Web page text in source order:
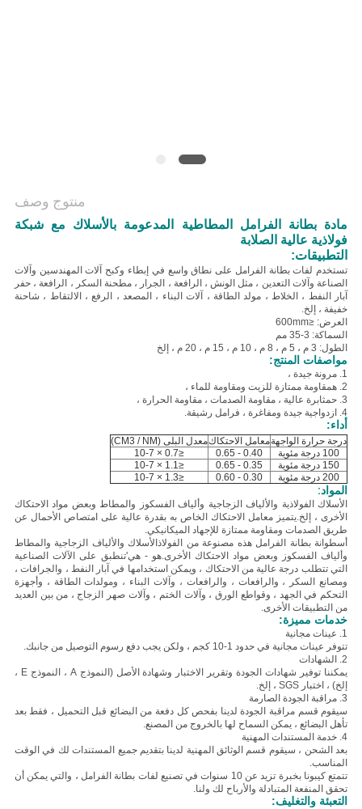
منتوج وصف
مادة بطانة الفرامل المطاطية المدعومة بالأسلاك مع شبكة
فولاذية عالية الصلابة
التطبيقات:
تستخدم لفات بطانة الفرامل على نطاق واسع في إبطاء وكبح آلات المهندسين وآلات
الصناعة وآلات التعدين ، مثل الونش ، الرافعة ، الجرار ، مطحنة السكر ، الرافعة ، حفر
آبار النفط ، الخلاط ، مولد الطاقة ، آلات البناء ، المصعد ، الرفع ، الالتقاط ، شاحنة
خفيفة ، إلخ.
العرض: ≤600mm
السماكة: 3-35 مم
الطول: 3 م ، 5 م ، 8 م ، 10 م ، 15 م ، 20 م ، إلخ
مواصفات المنتج:
1. مرونة جيدة ،
2. ه
مقاومة ممتازة للزيت ومقاومة للماء ،
3. ح
مثابرة عالية ، مقاومة الصدمات ، مقاومة الحرارة ،
4. ازدواجية جيدة ومفاغرة ، فرامل رشيقة.
أداء:
درجة حرارة الواجهةمعامل الاحتكاكمعدل البلى (CM3 / NM)
100 درجة مئوية
0.40 - 0.65
≤0.7 × 10-7
150 درجة مئوية
0.35 - 0.65
≤1.1 × 10-7
200 درجة مئوية
0.30 - 0.60
≤1.3 × 10-7
المواد:
الأسلاك الفولاذية والألياف الزجاجية وألياف الفسكوز والمطاط وبعض مواد الاحتكاك
الأخرى ، إلخ.يتميز معامل الاحتكاك الخاص به بقدرة عالية على امتصاص الأحمال عن
طريق الصدمات ومقاومة ممتازة للإجهاد الميكانيكي.
أسطوانة بطانة الفرامل هذه مصنوعة من الفولاذالأسلاك والألياف الزجاجية والمطاط
وألياف الفسكوز وبعض مواد الاحتكاك الأخرى.هو - هي'تنطبق على الآلات الصناعية
التي تتطلب درجة عالية من الاحتكاك ، ويمكن استخدامها في آبار النفط ، والجرافات ،
ومصانع السكر ، والرافعات ، والرافعات ، وآلات البناء ، ومولدات الطاقة ، وأجهزة
التحكم في الجهد ، وقواطع الورق ، وآلات الختم ، وآلات صهر الزجاج ، من بين العديد
من التطبيقات الأخرى.
خدمات مميزة:
1. عينات مجانية
تتوفر عينات مجانية في حدود 1-10 كجم ، ولكن يجب دفع رسوم التوصيل من جانبك.
2. الشهادات
يمكننا توفير شهادات الجودة وتقرير الاختبار وشهادة الأصل (النموذج A ، النموذج E ،
إلخ) ، اختبار SGS ، إلخ.
3. مراقبة الجودة الصارمة
سيقوم قسم مراقبة الجودة لدينا بفحص كل دفعة من البضائع قبل التحميل ، فقط بعد
تأهل البضائع ، يمكن السماح لها بالخروج من المصنع.
4. خدمة المستندات المهنية
بعد الشحن ، سيقوم قسم الوثائق المهنية لدينا بتقديم جميع المستندات لك في الوقت
المناسب.
تتمتع كيبونا بخبرة تزيد عن 10 سنوات في تصنيع لفات بطانة الفرامل ، والتي يمكن أن
تحقق المنفعة المتبادلة والأرباح لك ولنا.
التعبئة والتغليف: